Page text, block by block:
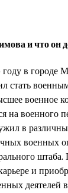
и что он
году в городе
стать
военное
на военного
в
военных
штаба.
и
деятелей